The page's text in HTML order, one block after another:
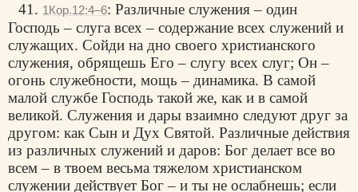
41. 1Кор.12:4–6: Различные служения – один
Господь – слуга всех – содержание всех служений и
служащих. Сойди на дно своего христианского
служения, обрящешь Его – слугу всех слуг; Он –
огонь служебности, мощь – динамика. В самой
малой службе Господь такой же, как и в самой
великой. Служения и дары взаимно следуют друг за
другом: как Сын и Дух Святой. Различные действия
из различных служений и даров: Бог делает все во
всем – в твоем весьма тяжелом христианском
служении действует Бог – и ты не ослабнешь; если